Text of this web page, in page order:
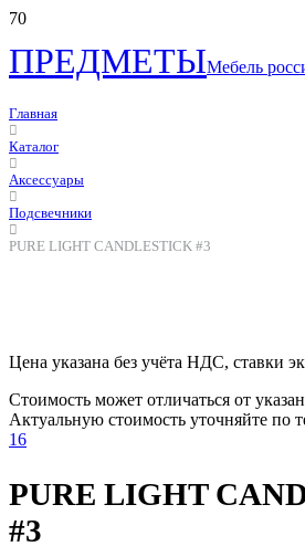
ПРЕДМЕТЫМебель
Главная
Каталог
Аксессуары
Подсвечники
PURE LIGHT CANDLESTICK #3
Цена указана без учёта НДС, ставки
Стоимость может отличаться от
Актуальную стоимость уточняйте по
16
PURE LIGHT
#3